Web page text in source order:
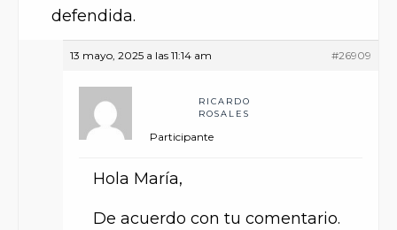
defendida.
13 mayo, 2025 a las 11:14 am #26909
RICARDO
ROSALES
Participante
Hola María,
De acuerdo con tu comentario.